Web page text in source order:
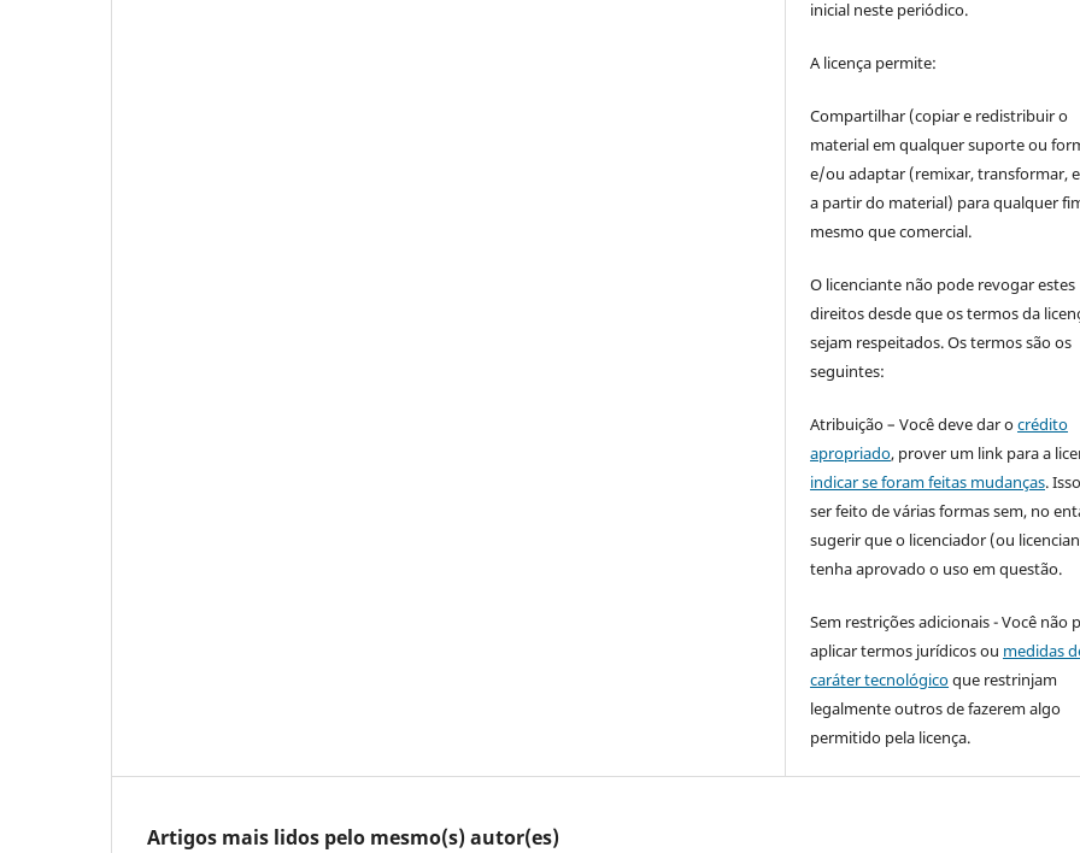
inicial neste periódico.
A licença permite:
Compartilhar (copiar e redistribuir o
material em qualquer suporte ou
e/ou adaptar (remixar, transformar,
a partir do material) para qualquer
mesmo que comercial.
O licenciante não pode revogar estes
direitos desde que os termos da
sejam respeitados. Os termos são os
seguintes:
Atribuição – Você deve dar ocrédito
apropriado, prover um link para a
indicar se foram feitas mudanças.
ser feito de várias formas sem, no
sugerir que o licenciador (ou
tenha aprovado o uso em questão.
Sem restrições adicionais - Você não
aplicar termos jurídicos ou medidas
caráter tecnológicoque restrinjam
legalmente outros de fazerem algo
permitido pela licença.
Artigos mais lidos pelo mesmo(s) autor(es)